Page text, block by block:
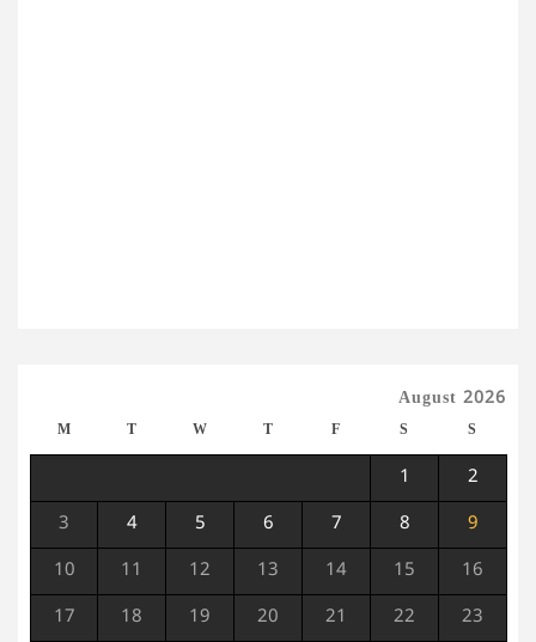
August 2026
M T W T F S S
1 2
3 4 5 6 7 8 9
10 11 12 13 14 15 16
17 18 19 20 21 22 23